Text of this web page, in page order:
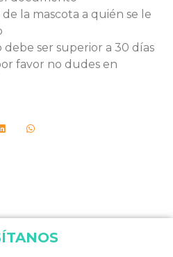
la mascota a quién se le
debe ser superior a 30 días
favor no dudes en